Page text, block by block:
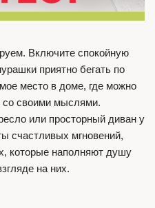
Включите спокойную
приятно бегать по
место в доме, где можно
со своими мыслями.
или просторный диван у
счастливых мгновений,
которые наполняют душу
на них.